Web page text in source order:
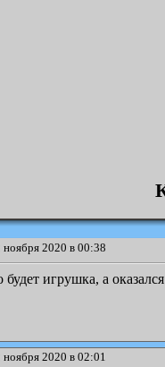
2020 в 00:38
игрушка, а
2020 в 02:01